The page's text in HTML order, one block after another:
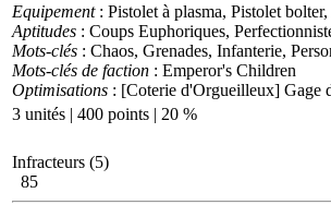
Equipement: Pistolet à plasma, Pistolet
Aptitudes : Coups Euphoriques,
Mots-clés : Chaos, Grenades, Infanterie,
Mots-clés de faction : Emperor's Children
Optimisations : [Coterie d'Orgueilleux] Gage
3 unités | 400 points | 20 %
Infracteurs (5)
85